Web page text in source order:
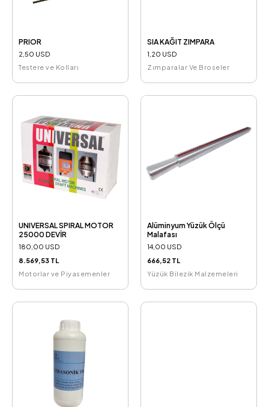
PRIOR
2,50 USD
Testere ve Kolları
SIA KAĞIT ZIMPARA
1,20 USD
Zımparalar Ve Broseler
UNIVERSAL SPIRAL MOTOR
25000 DEVİR
180,00 USD
8.569,53 TL
Motorlar ve Piyasemenler
Alüminyum Yüzük Ölçü
Malafası
14,00 USD
666,52 TL
Yüzük Bilezik Malzemeleri